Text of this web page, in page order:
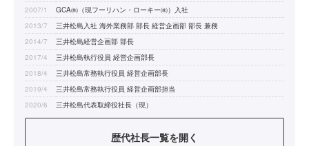
2007/1
GCA㈱（現フーリハン・ローキー㈱）入社
2013/7
三井松島入社 海外業務部 部長 経営企画部 部長 兼務
2014/7
三井松島経営企画部 部長
2017/4
三井松島執行役員 経営企画部長
2018/4
三井松島常務執行役員 経営企画部長
2019/4
三井松島常務執行役員 経営企画部担当
2020/6
三井松島代表取締役社長（現）
歴代社長一覧を開く